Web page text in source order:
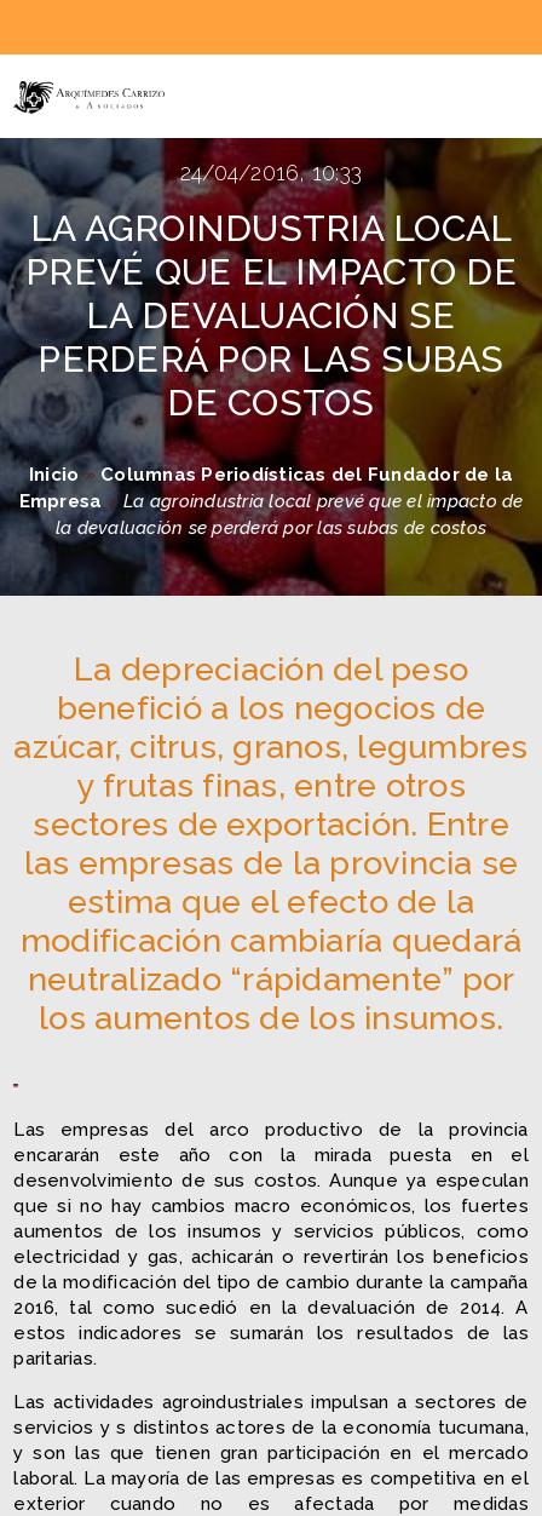
24/04/2016, 10:33
LA AGROINDUSTRIA LOCAL
PREVÉ QUE EL IMPACTO DE
LA DEVALUACIÓN SE
PERDERÁ POR LAS SUBAS
DE COSTOS
Inicio» Columnas Periodísticas del Fundador de la
Empresa » La agroindustria local prevé que el impacto de
la devaluación se perderá por las subas de costos
La depreciación del peso
benefició a los negocios de
azúcar, citrus, granos, legumbres
y frutas finas, entre otros
sectores de exportación. Entre
las empresas de la provincia se
estima que el efecto de la
modificación cambiaría quedará
neutralizado “rápidamente” por
los aumentos de los insumos.
Las empresas del arco productivo de la provincia
encararán este año con la mirada puesta en el
desenvolvimiento de sus costos. Aunque ya especulan
que si no hay cambios macro económicos, los fuertes
aumentos de los insumos y servicios públicos, como
electricidad y gas, achicarán o revertirán los beneficios
de la modificación del tipo de cambio durante la campaña
2016, tal como sucedió en la devaluación de 2014. A
estos indicadores se sumarán los resultados de las
paritarias.
Las actividades agroindustriales impulsan a sectores de
servicios y s distintos actores de la economía tucumana,
y son las que tienen gran participación en el mercado
laboral. La mayoría de las empresas es competitiva en el
exterior cuando no es afectada por medidas